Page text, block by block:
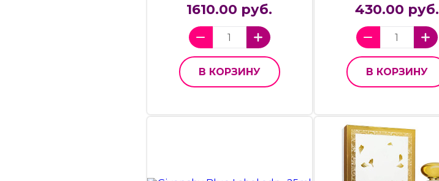
1610.00 руб.
В КОРЗИНУ
430.00 руб.
В КОРЗИНУ